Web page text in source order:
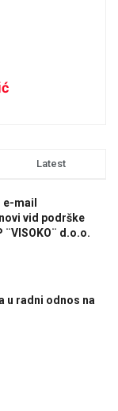
Latest
mail
vid podrške
d.o.o.
u radni odnos na